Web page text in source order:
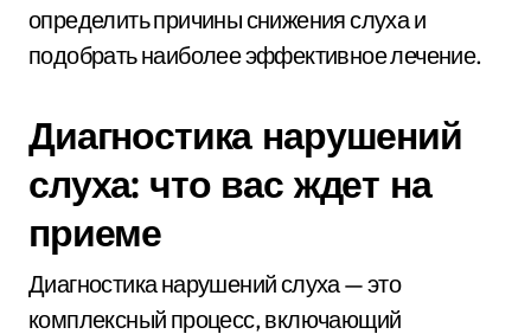
определить причины снижения слуха и
подобрать наиболее эффективное лечение.
Диагностика нарушений
слуха: что вас ждет на
приеме
Диагностика нарушений слуха — это
комплексный процесс, включающий